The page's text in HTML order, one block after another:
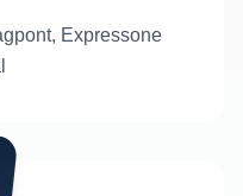
Expressone